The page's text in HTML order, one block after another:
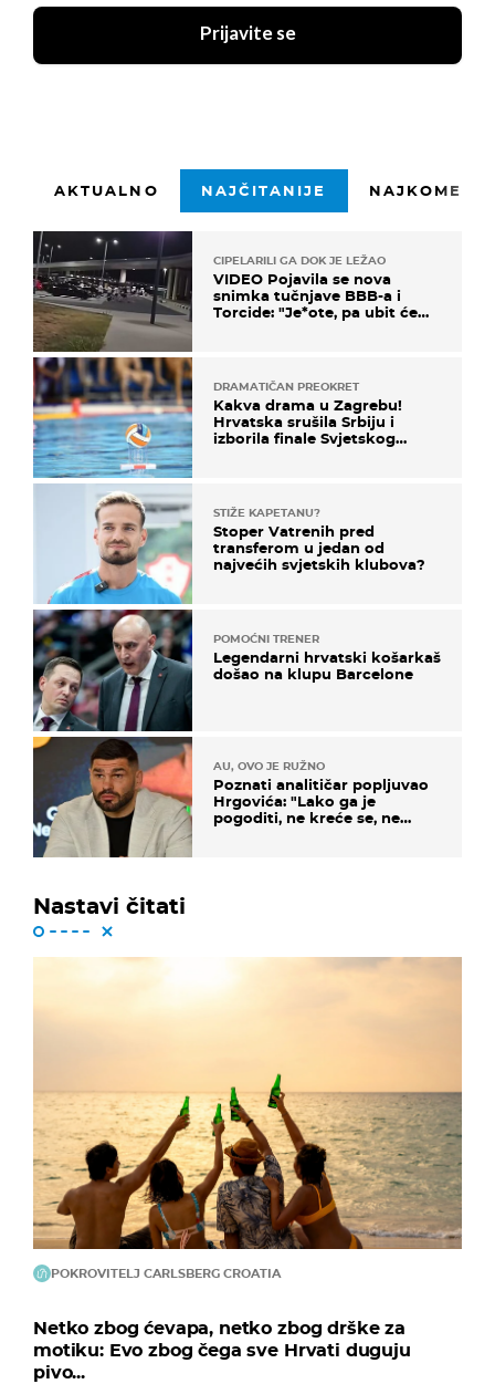
Prijavite se
AKTUALNO NAJČITANIJE
CIPELARILI GA DOK JE LEŽAO
VIDEO Pojavila se nova
snimka tučnjave BBB-a i
Torcide: "Je*ote, pa ubit će
DRAMATIČAN PREOKRET
Kakva drama u Zagrebu!
Hrvatska srušila Srbiju i
izborila finale Svjetskog
STIŽE KAPETANU?
Stoper Vatrenih pred
transferom u jedan od
najvećih svjetskih klubova?
POMOĆNI TRENER
Legendarni hrvatski košarkaš
došao na klupu Barcelone
AU, OVO JE RUŽNO
Poznati analitičar popljuvao
Hrgovića: "Lako ga je
pogoditi, ne kreće se, ne
Nastavi čitati
POKROVITELJ CARLSBERG CROATIA
Netko zbog ćevapa, netko zbog drške za
motiku: Evo zbog čega sve Hrvati duguju
pivo...